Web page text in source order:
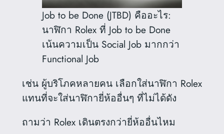
Job to be Done (JTBD) คืออะไร:
นาฬิกา Rolex ที่ Job to be Done
เน้นความเป็น Social Job มากกว่า
Functional Job
เช่น ผู้บริโภคหลายคน เลือกใส่นาฬิกา Rolex
แทนที่จะใส่นาฬิกายี่ห้ออื่นๆ ที่ไม่ได้ดัง
ถามว่า Rolex เดินตรงกว่ายี่ห้ออื่นไหม